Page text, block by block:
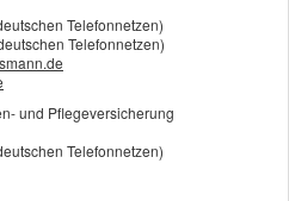
Telefonnetzen)
Telefonnetzen)
und Pflegeversicherung
Telefonnetzen)